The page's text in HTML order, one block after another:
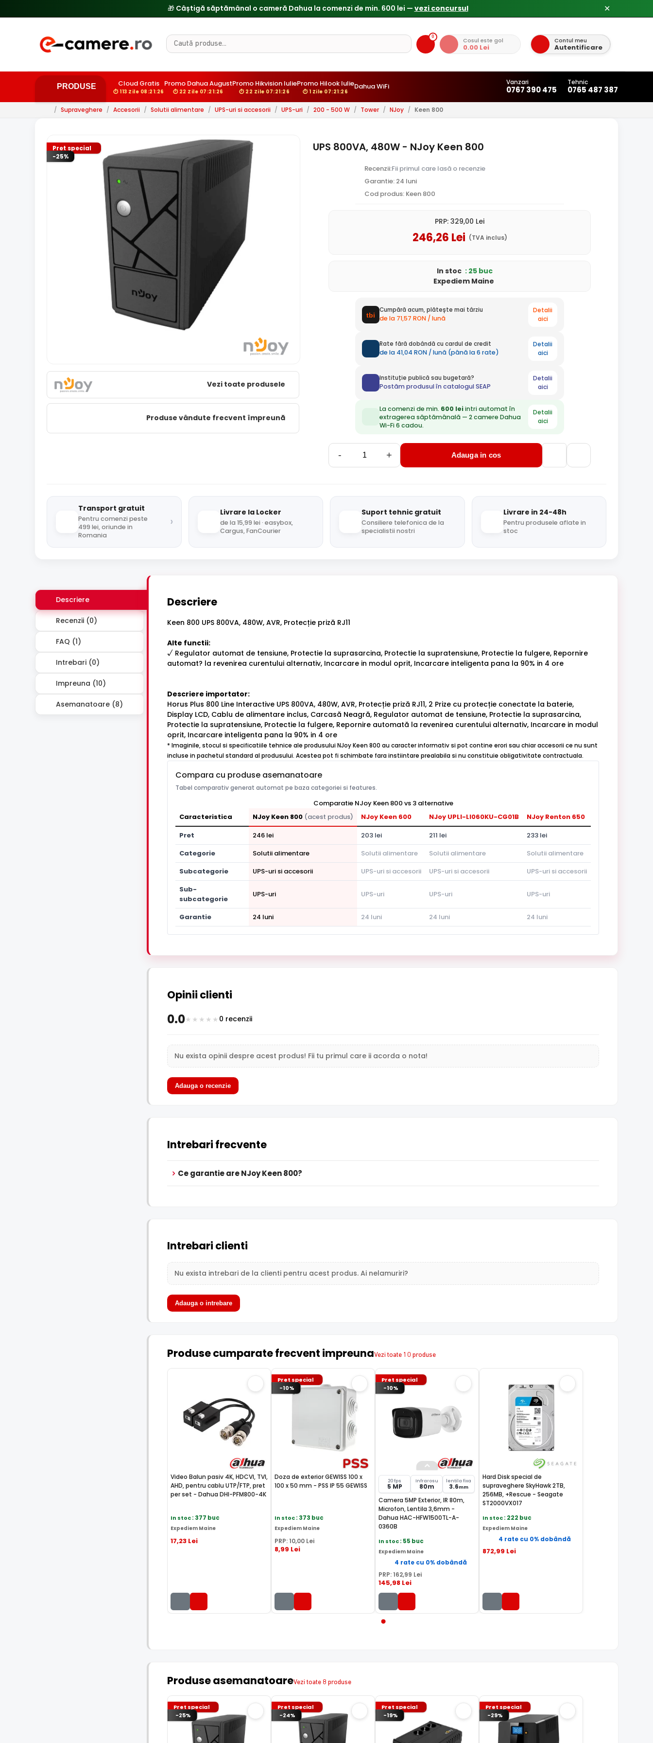
✕
0 Cosul este gol
0.00 Lei
Contul meu
Autentificare
PRODUSE Cloud Gratis
⏱ 113 Zile 08:21:25
Promo Dahua August
⏱ 22 Zile 07:21:25
Promo Hikvision Iulie
⏱ 22 Zile 07:21:25
Promo Hilook Iulie
⏱ 1 Zile 07:21:25
Dahua WiFi Vanzari
0767 390 475
Tehnic
0765 487 387
/ Supraveghere / Accesorii / Solutii alimentare / UPS-uri si accesorii / UPS-uri / 200 - 500 W / Tower / NJoy / Keen 800
Pret special
-25%
Vezi toate produsele
Produse vândute frecvent împreună
UPS 800VA, 480W - NJoy Keen 800
Recenzii:Fii primul care lasă o recenzie
Garantie: 24 luni
Cod produs: Keen 800
PRP: 329,00 Lei
246,26 Lei (TVA inclus)
In stoc : 25 buc
Expediem Maine
Cumpără acum, plătește mai târziu
de la 71,57 RON / lună
Detalii
aici
Rate fără dobândă cu cardul de credit
de la 41,04 RON / lună (până la 6 rate)
Detalii
aici
Instituție publică sau bugetară?
Postăm produsul în catalogul SEAP
Detalii
aici
La comenzi de min. 600 leiintri automat în
extragerea săptămânală — 2 camere Dahua
Wi-Fi 6 cadou.
Detalii
aici
- + Adauga in cos
Transport gratuit
Pentru comenzi peste
499 lei, oriunde in
Romania
›
Livrare la Locker
de la 15,99 lei · easybox,
Cargus, FanCourier
Suport tehnic gratuit
Consiliere telefonica de la
specialistii nostri
Livrare in 24-48h
Pentru produsele aflate in
stoc
Descriere
Recenzii (0)
FAQ (1)
Intrebari (0)
Impreuna (10)
Asemanatoare (8)
Descriere
Keen 800 UPS 800VA, 480W, AVR, Protecție priză RJ11
Alte functii:
√ Regulator automat de tensiune, Protectie la suprasarcina, Protectie la supratensiune, Protectie la fulgere, Repornire
automat? la revenirea curentului alternativ, Incarcare in modul oprit, Incarcare inteligenta pana la 90% in 4 ore
Descriere importator:
Horus Plus 800 Line Interactive UPS 800VA, 480W, AVR, Protecție priză RJ11, 2 Prize cu protecție conectate la baterie,
Display LCD, Cablu de alimentare inclus, Carcasă Neagră, Regulator automat de tensiune, Protectie la suprasarcina,
Protectie la supratensiune, Protectie la fulgere, Repornire automată la revenirea curentului alternativ, Incarcare in modul
oprit, Incarcare inteligenta pana la 90% in 4 ore
* Imaginile, stocul si specificatiile tehnice ale produsului NJoy Keen 800 au caracter informativ si pot contine erori sau chiar accesorii ce nu sunt
incluse in pachetul standard al produsului. Acestea pot fi schimbate fara instiintare prealabila si nu constituie obligativitate contractuala.
Compara cu produse asemanatoare
Tabel comparativ generat automat pe baza categoriei si features.
Comparatie NJoy Keen 800 vs 3 alternative
Caracteristica
NJoy Keen 800 (acest produs) NJoy Keen 600 NJoy UPLI-LI060KU-CG01B
NJoy Renton 650
Pret
246 lei 203 lei 211 lei
233 lei
Categorie
Solutii alimentare Solutii alimentare Solutii alimentare
Solutii alimentare
Subcategorie
UPS-uri si accesorii UPS-uri si accesorii UPS-uri si accesorii
UPS-uri si accesorii
Sub-
subcategorie
UPS-uri UPS-uri UPS-uri UPS-uri
Garantie 24 luni 24 luni 24 luni 24 luni
Opinii clienti
0.0 0 recenzii
Nu exista opinii despre acest produs! Fii tu primul care ii acorda o nota!
Adauga o recenzie
Intrebari frecvente
Ce garantie are NJoy Keen 800?
Intrebari clienti
Nu exista intrebari de la clienti pentru acest produs. Ai nelamuriri?
Adauga o intrebare
Produse cumparate frecvent impreunaVezi toate 10 produse
Video Balun pasiv 4K, HDCVI, TVI,
AHD, pentru cablu UTP/FTP, pret
per set - Dahua DHI-PFM800-4K
In stoc: 377 buc
Expediem Maine
17,23 Lei
Pret special
-10%
Doza de exterior GEWISS 100 x
100 x 50 mm - PSS IP 55 GEWISS
In stoc: 373 buc
Expediem Maine
PRP: 10,00 Lei
8,99 Lei
Pret special
-10%
20 fps
5 MP
Infrarosu
80m
lentila fixa
3.6mm
Camera 5MP Exterior, IR 80m,
Microfon, Lentila 3,6mm -
Dahua HAC-HFW1500TL-A-
0360B
In stoc: 55 buc
Expediem Maine
4 rate cu 0% dobândă
PRP: 162,99 Lei
145,98 Lei
Hard Disk special de
supraveghere SkyHawk 2TB,
256MB, +Rescue - Seagate
ST2000VX017
In stoc: 222 buc
Expediem Maine
4 rate cu 0% dobândă
872,99 Lei
Produse asemanatoareVezi toate 8 produse
Pret special
-25%
Pret special
-24%
Pret special
-19%
Pret special
-29%